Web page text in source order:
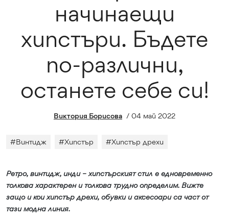
начинаещи
хипстъри. Бъдете
по-различни,
останете себе си!
Виктория Борисова / 04 май 2022
#Винтидж #Хипстър #Хипстър дрехи
Ретро, винтидж, инди – хипстърският стил е едновременно
толкова характерен и толкова трудно определим. Вижте
защо и кои хипстър дрехи, обувки и аксесоари са част от
тази модна линия.